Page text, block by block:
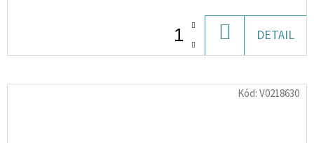
KOŠÍKU
DETAIL
Kód:V0218630